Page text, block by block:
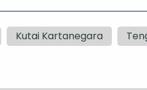
Kutai Kartanegara